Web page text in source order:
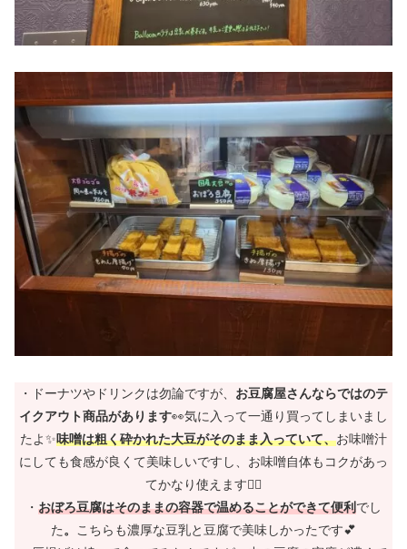
・ドーナツやドリンクは勿論ですが、 お豆腐屋さんならではのテ
イクアウト商品があります👀気に入って一通り買ってしまいまし
たよ✨味噌は粗く砕かれた大豆がそのまま入っていて、お味噌汁
にしても食感が良くて美味しいですし、お味噌自体もコクがあっ
てかなり使えます🙋‍♀️
・ おぼろ豆腐はそのままの容器で温めることができて便利でし
た。
こちらも濃厚な豆乳と豆腐で美味しかったです💕